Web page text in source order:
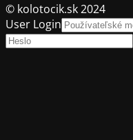
© kolotocik.sk 2024
User Login